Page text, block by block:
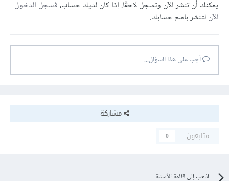
يمكنك أن تنشر الآن وتسجل لاحقًا. إذا كان لديك حساب،فسجل الدخول
الآنلتنشر باسم حسابك.
أجب على هذا السؤال...
مشاركة
متابعون
0
اذهب إلى قائمة الأسئلة